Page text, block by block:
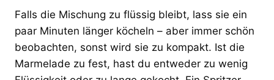
Falls die Mischung zu flüssig bleibt, lass sie ein
paar Minuten länger köcheln – aber immer schön
beobachten, sonst wird sie zu kompakt. Ist die
Marmelade zu fest, hast du entweder zu wenig